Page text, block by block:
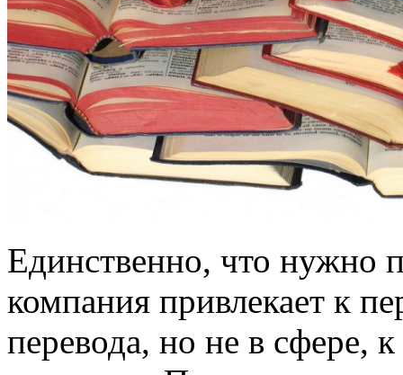
Единственно, что нужно
компания привлекает к
перевода, но не в сфере,